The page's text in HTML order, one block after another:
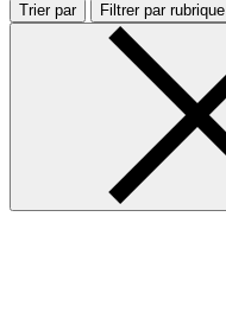
Trier par Filtrer par rubrique